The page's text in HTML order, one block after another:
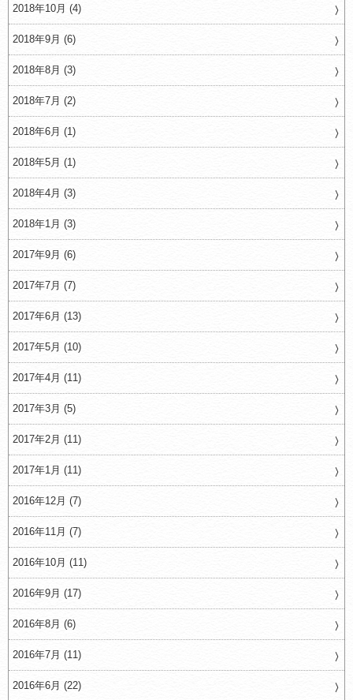
2018年10月 (4)
2018年9月 (6)
2018年8月 (3)
2018年7月 (2)
2018年6月 (1)
2018年5月 (1)
2018年4月 (3)
2018年1月 (3)
2017年9月 (6)
2017年7月 (7)
2017年6月 (13)
2017年5月 (10)
2017年4月 (11)
2017年3月 (5)
2017年2月 (11)
2017年1月 (11)
2016年12月 (7)
2016年11月 (7)
2016年10月 (11)
2016年9月 (17)
2016年8月 (6)
2016年7月 (11)
2016年6月 (22)